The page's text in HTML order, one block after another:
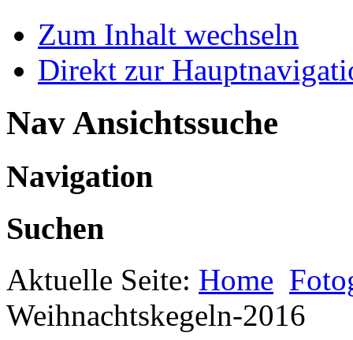
Zum Inhalt wechseln
Direkt zur
Nav Ansichtssuche
Navigation
Suchen
Aktuelle Seite: Home
Weihnachtskegeln-2016